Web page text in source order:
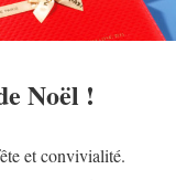
Noël !
et convivialité.